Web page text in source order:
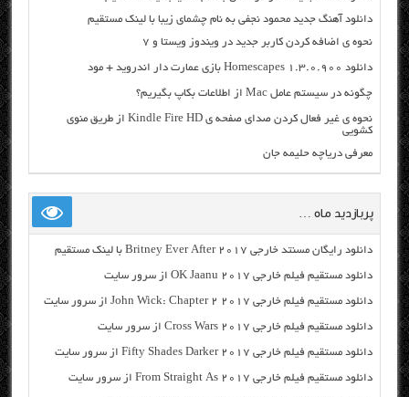
دانلود آهنگ جدید محمود نجفی به نام چشمای زیبا با لینک مستقیم
نحوه ی اضافه کردن کاربر جدید در ویندوز ویستا و ۷
دانلود Homescapes 1.3.0.900 بازی عمارت دار اندروید + مود
چگونه در سیستم عامل Mac از اطلاعات بکاپ بگیریم؟
نحوه ی غیر فعال کردن صدای صفحه ی Kindle Fire HD از طریق منوی
کشویی
معرفی دریاچه حلیمه جان
پربازدید ماه …
دانلود رایگان مسنتد خارجی Britney Ever After 2017 با لینک مستقیم
دانلود مستقیم فیلم خارجی OK Jaanu 2017 از سرور سایت
دانلود مستقیم فیلم خارجی John Wick: Chapter 2 2017 از سرور سایت
دانلود مستقیم فیلم خارجی Cross Wars 2017 از سرور سایت
دانلود مستقیم فیلم خارجی Fifty Shades Darker 2017 از سرور سایت
دانلود مستقیم فیلم خارجی From Straight As 2017 از سرور سایت